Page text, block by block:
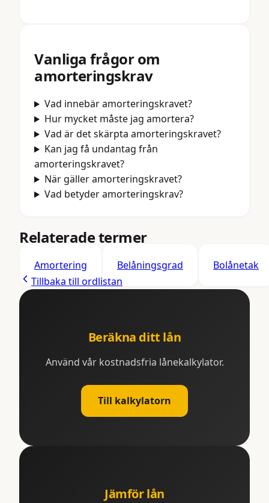
Vanliga frågor om
amorteringskrav
Vad innebär amorteringskravet?
Hur mycket måste jag amortera?
Vad är det skärpta amorteringskravet?
Kan jag få undantag från
amorteringskravet?
När gäller amorteringskravet?
Vad betyder amorteringskrav?
Relaterade termer
Amortering Belåningsgrad
Bolånetak
Tillbaka till ordlistan
Beräkna ditt lån
Använd vår kostnadsfria lånekalkylator.
Till kalkylatorn
Jämför lån